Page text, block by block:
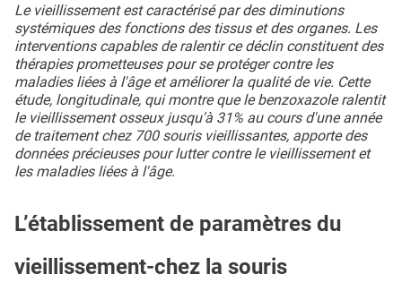
Le vieillissement est caractérisé par des diminutions
systémiques des fonctions des tissus et des organes. Les
interventions capables de ralentir ce déclin constituent des
thérapies prometteuses pour se protéger contre les
maladies liées à l'âge et améliorer la qualité de vie. Cette
étude, longitudinale, qui montre que le benzoxazole ralentit
le vieillissement osseux jusqu'à 31% au cours d'une année
de traitement chez 700 souris vieillissantes, apporte des
données précieuses pour lutter contre le vieillissement et
les maladies liées à l'âge.
L’établissement de paramètres du
vieillissement-chez la souris